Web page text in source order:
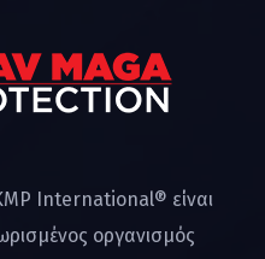
International® είναι
οργανισμός